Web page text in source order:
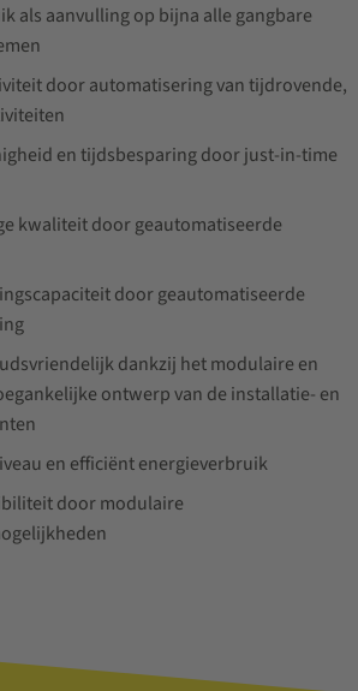
als aanvulling op bijna alle gangbare
door automatisering van tijdrovende,
en tijdsbesparing door just-in-time
kwaliteit door geautomatiseerde
door geautomatiseerde
dankzij het modulaire en
ontwerp van de installatie- en
en efficiënt energieverbruik
door modulaire